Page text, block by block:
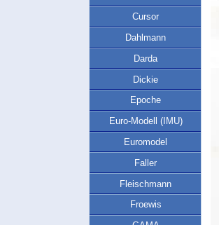
Cursor
Dahlmann
Darda
Dickie
Epoche
Euro-Modell (IMU)
Euromodel
Faller
Fleischmann
Froewis